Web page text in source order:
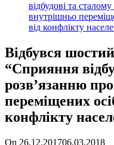
Відбувся
“Сприяння
розв’язанню
переміщених
конфлікту
On 26.12.201706.03.2018